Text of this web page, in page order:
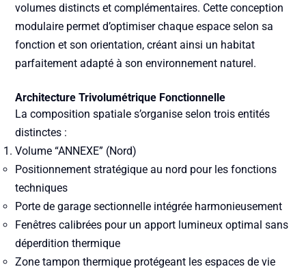
volumes distincts et complémentaires. Cette conception
modulaire permet d’optimiser chaque espace selon sa
fonction et son orientation, créant ainsi un habitat
parfaitement adapté à son environnement naturel.
Architecture Trivolumétrique Fonctionnelle
La composition spatiale s’organise selon trois entités
distinctes :
Volume “ANNEXE” (Nord)
Positionnement stratégique au nord pour les fonctions
techniques
Porte de garage sectionnelle intégrée harmonieusement
Fenêtres calibrées pour un apport lumineux optimal sans
déperdition thermique
Zone tampon thermique protégeant les espaces de vie